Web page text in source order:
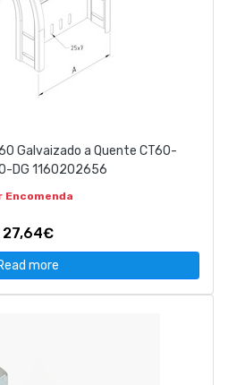
Galvaizado a Quente CT60-
DG 1160202656
Encomenda
27,64€
more